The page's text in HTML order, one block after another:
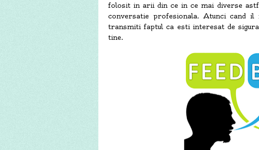
folosit in arii din ce in ce mai diverse
conversatie profesionala. Atunci cand
transmiti faptul ca esti interesat de
tine.